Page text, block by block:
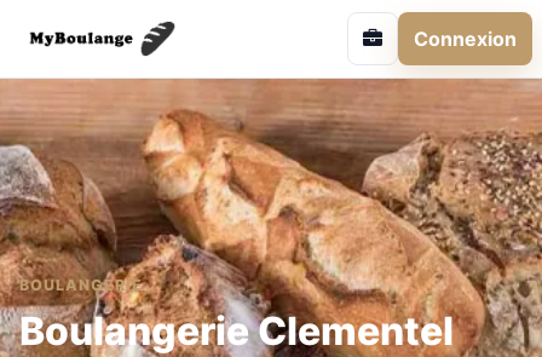
Connexion
BOULANGERIE
Boulangerie Clementel